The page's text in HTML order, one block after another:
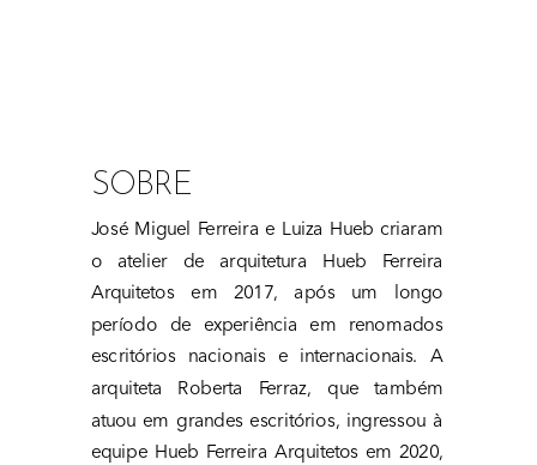
SOBRE
José Miguel Ferreira e Luiza Hueb criaram
o atelier de arquitetura Hueb Ferreira
Arquitetos em 2017, após um longo
período de experiência em renomados
escritórios nacionais e internacionais. A
arquiteta Roberta Ferraz, que também
atuou em grandes escritórios, ingressou à
equipe Hueb Ferreira Arquitetos em 2020,